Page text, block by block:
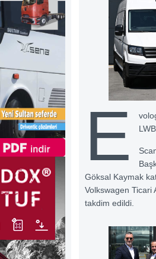
E
Göksal Kaymak
Volkswagen Ticari
takdim edildi.